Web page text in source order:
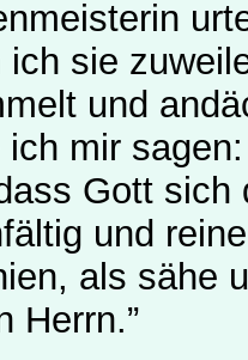
ich sie
und
ich mir
Gott sich
und
als sähe
Herrn.”